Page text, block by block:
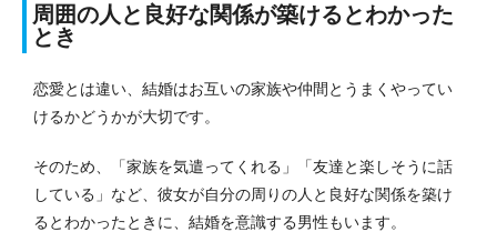
周囲の人と良好な関係が築けるとわかった
とき
恋愛とは違い、結婚はお互いの家族や仲間とうまくやってい
けるかどうかが大切です。
そのため、「家族を気遣ってくれる」「友達と楽しそうに話
している」など、彼女が自分の周りの人と良好な関係を築け
るとわかったときに、結婚を意識する男性もいます。